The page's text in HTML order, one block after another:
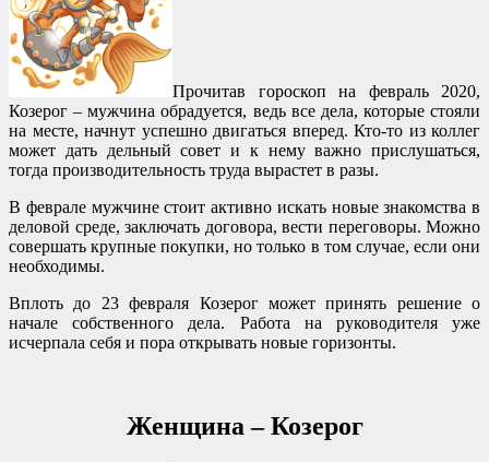
Прочитав гороскоп на февраль 2020,
Козерог – мужчина обрадуется, ведь все дела, которые стояли
на месте, начнут успешно двигаться вперед. Кто-то из коллег
может дать дельный совет и к нему важно прислушаться,
тогда производительность труда вырастет в разы.
В феврале мужчине стоит активно искать новые знакомства в
деловой среде, заключать договора, вести переговоры. Можно
совершать крупные покупки, но только в том случае, если они
необходимы.
Вплоть до 23 февраля Козерог может принять решение о
начале собственного дела. Работа на руководителя уже
исчерпала себя и пора открывать новые горизонты.
Женщина – Козерог